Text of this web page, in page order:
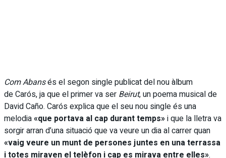
Com Abansés el segon single publicat del nou àlbum
de Carós, ja que el primer va ser Beirut, un poema musical de
David Caño. Carós explica que el seu nou single és una
melodia«que portava al cap durant temps»i que la lletra va
sorgir arran d’una situació que va veure un dia al carrer quan
«vaig veure un munt de persones juntes en una terrassa
i totes miraven el telèfon i cap es mirava entre elles».